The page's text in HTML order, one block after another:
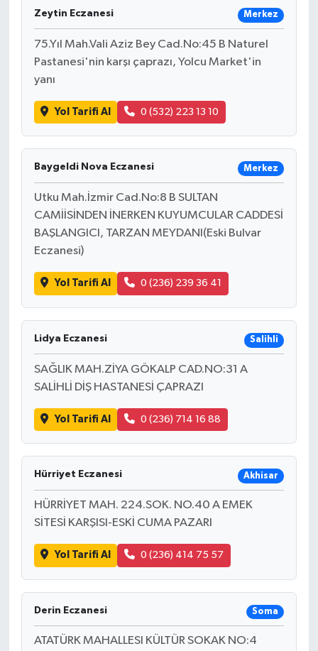
Zeytin Eczanesi Merkez
75.Yıl Mah.Vali Aziz Bey Cad.No:45 B Naturel
Pastanesi'nin karşı çaprazı, Yolcu Market'in
yanı
Yol Tarifi Al 0 (532) 223 13 10
Baygeldi Nova Eczanesi Merkez
Utku Mah.İzmir Cad.No:8 B SULTAN
CAMİİSİNDEN İNERKEN KUYUMCULAR CADDESİ
BAŞLANGICI, TARZAN MEYDANI(Eski Bulvar
Eczanesi)
Yol Tarifi Al 0 (236) 239 36 41
Lidya Eczanesi Salihli
SAĞLIK MAH.ZİYA GÖKALP CAD.NO:31 A
SALİHLİ DİŞ HASTANESİ ÇAPRAZI
Yol Tarifi Al 0 (236) 714 16 88
Hürriyet Eczanesi Akhisar
HÜRRİYET MAH. 224.SOK. NO.40 A EMEK
SİTESİ KARŞISI-ESKİ CUMA PAZARI
Yol Tarifi Al 0 (236) 414 75 57
Derin Eczanesi Soma
ATATÜRK MAHALLESI KÜLTÜR SOKAK NO:4